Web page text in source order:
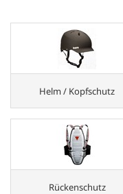
Helm / Kopfschutz
Rückenschutz